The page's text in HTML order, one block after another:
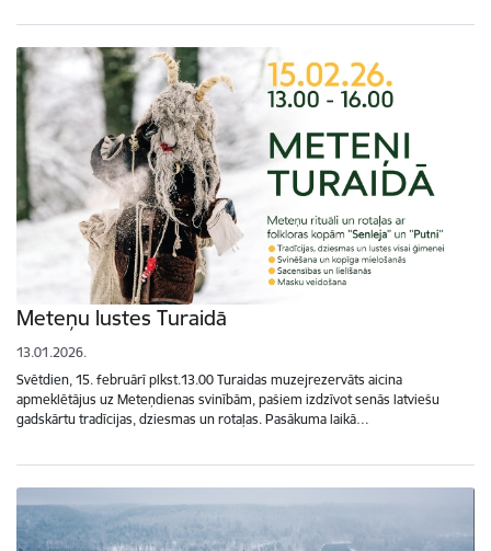
Meteņu lustes Turaidā
13.01.2026.
Svētdien, 15. februārī plkst.13.00 Turaidas muzejrezervāts aicina
apmeklētājus uz Meteņdienas svinībām, pašiem izdzīvot senās latviešu
gadskārtu tradīcijas, dziesmas un rotaļas. Pasākuma laikā…